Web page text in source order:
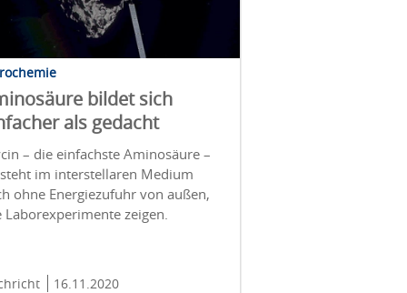
bildet sich
als gedacht
– die einfachste Aminosäure –
im interstellaren Medium
ohne Energiezufuhr von außen,
Laborexperimente zeigen.
16.11.2020